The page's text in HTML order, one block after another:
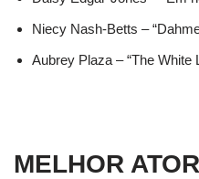
Niecy Nash-Betts –
Aubrey Plaza – “The White
MELHOR ATOR